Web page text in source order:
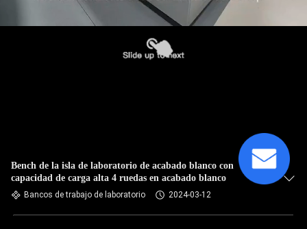
Bench de la isla de laboratorio de acabado blanco con
capacidad de carga alta 4 ruedas en acabado blanco
Bancos de trabajo de laboratorio 2024-03-12